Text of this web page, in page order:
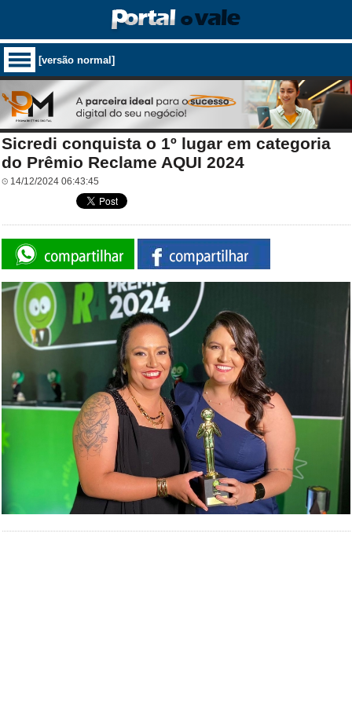
[versão normal]
Sicredi conquista o 1º lugar em categoria
do Prêmio Reclame AQUI 2024
14/12/2024 06:43:45